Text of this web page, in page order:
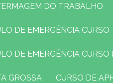
DO TRABALHO
DE EMERGÊNCIA CURSO
DE EMERGÊNCIA
GROSSA CURSO DE